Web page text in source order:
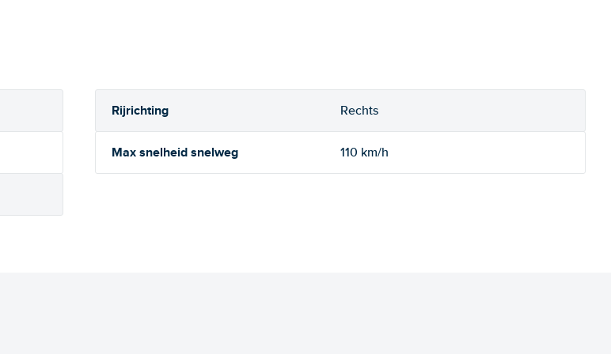
Rijrichting Rechts
Max snelheid snelweg 110 km/h